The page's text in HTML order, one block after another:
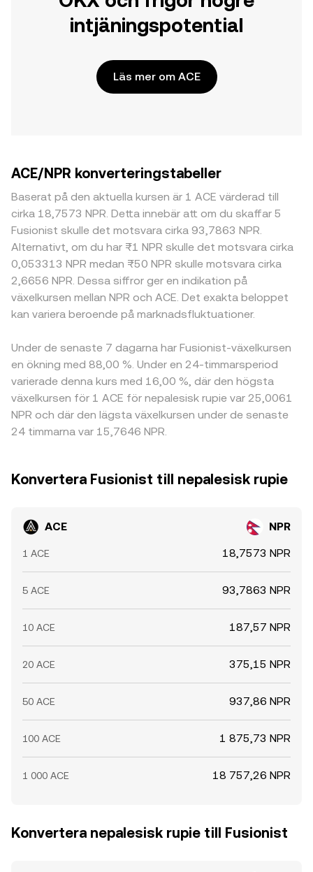
intjäningspotential
Läs mer om ACE
ACE/NPR konverteringstabeller
Baserat på den aktuella kursen är 1 ACE värderad till
cirka 18,7573 NPR. Detta innebär att om du skaffar 5
Fusionist skulle det motsvara cirka 93,7863 NPR.
Alternativt, om du har ₨1 NPR skulle det motsvara cirka
0,053313 NPR medan ₨50 NPR skulle motsvara cirka
2,6656 NPR. Dessa siffror ger en indikation på
växelkursen mellan NPR och ACE. Det exakta beloppet
kan variera beroende på marknadsfluktuationer.
Under de senaste 7 dagarna har Fusionist-växelkursen
en ökning med 88,00 %. Under en 24-timmarsperiod
varierade denna kurs med 16,00 %, där den högsta
växelkursen för 1 ACE för nepalesisk rupie var 25,0061
NPR och där den lägsta växelkursen under de senaste
24 timmarna var 15,7646 NPR.
Konvertera Fusionist till nepalesisk rupie
ACE NPR
1 ACE 18,7573 NPR
5 ACE 93,7863 NPR
10 ACE 187,57 NPR
20 ACE 375,15 NPR
50 ACE 937,86 NPR
100 ACE 1 875,73 NPR
1 000 ACE 18 757,26 NPR
Konvertera nepalesisk rupie till Fusionist